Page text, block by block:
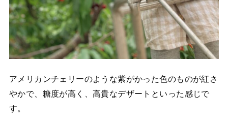
アメリカンチェリーのような紫がかった色のものが紅さ
やかで、糖度が高く、高貴なデザートといった感じで
す。